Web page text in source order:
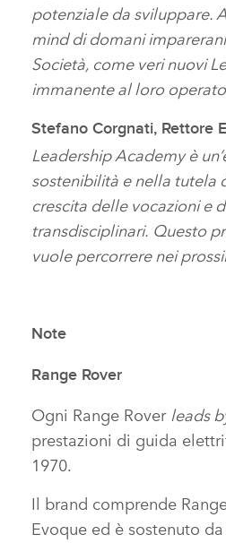
potenziale da sviluppare.
mind di domani
Società, come veri nuovi
immanente al loro
Stefano Corgnati, Rettore
Leadership Academy è
sostenibilità e nella tutela
crescita delle vocazioni e
transdisciplinari. Questo
vuole percorrere nei
Note
Range Rover
Ogni Range Roverleads
prestazioni di guida
1970.
Il brand comprende
Evoque ed è sostenuto